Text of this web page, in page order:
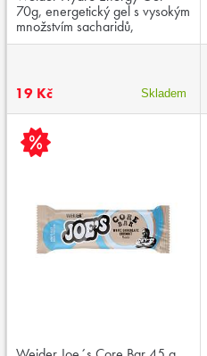
70g, energetický gel s vysokým
množstvím sacharidů,
aminokyselinami a kofeinem,
19 Kč
Skladem